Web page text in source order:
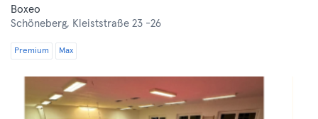
Boxeo
Schöneberg, Kleiststraße 23 -26
Premium Max